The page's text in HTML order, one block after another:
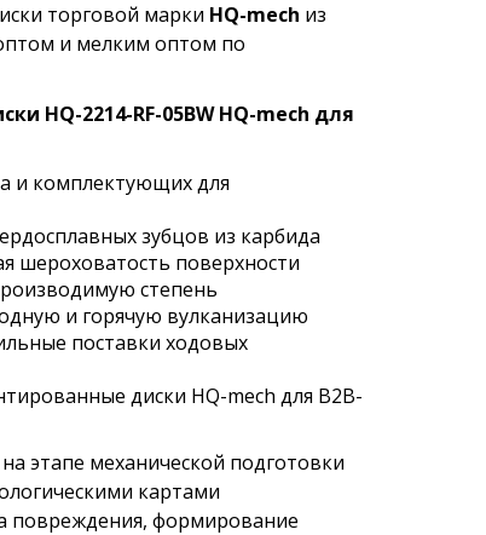
торговой марки HQ-mech из
и мелким оптом по
HQ-2214-RF-05BW HQ-mech для
и комплектующих для
зубцов из карбида
шероховатость поверхности
степень
и горячую вулканизацию
поставки ходовых
диски HQ-mech для B2B-
этапе механической подготовки
картами
повреждения, формирование